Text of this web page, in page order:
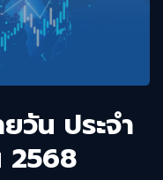
วัน ประจำ
2568